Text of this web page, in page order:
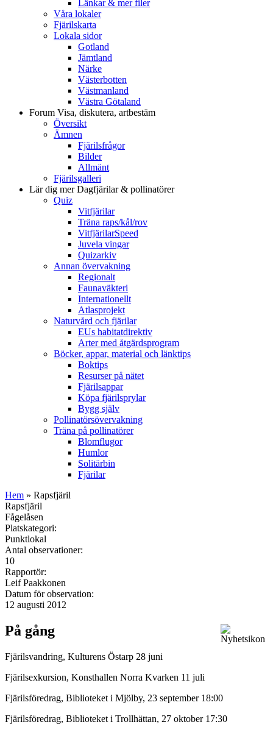
Länkar & mer filer
Våra lokaler
Fjärilskarta
Lokala sidor
Gotland
Jämtland
Närke
Västerbotten
Västmanland
Västra Götaland
Forum Visa, diskutera, artbestäm
Översikt
Ämnen
Fjärilsfrågor
Bilder
Allmänt
Fjärilsgalleri
Lär dig merDagfjärilar & pollinatörer
Quiz
Vitfjärilar
Träna raps/kål/rov
VitfjärilarSpeed
Juvela vingar
Quizarkiv
Annan övervakning
Regionalt
Faunaväkteri
Internationellt
Atlasprojekt
Naturvård och fjärilar
EUs habitatdirektiv
Arter med åtgärdsprogram
Böcker, appar, material och länktips
Boktips
Resurser på nätet
Fjärilsappar
Köpa fjärilsprylar
Bygg själv
Pollinatörsövervakning
Träna på pollinatörer
Blomflugor
Humlor
Solitärbin
Fjärilar
Hem » Rapsfjäril
Rapsfjäril
Fågelåsen
Platskategori:
Punktlokal
Antal observationer:
10
Rapportör:
Leif Paakkonen
Datum för observation:
12 augusti 2012
På gång
Fjärilsvandring, Kulturens Östarp 28 juni
Fjärilsexkursion, Konsthallen Norra Kvarken 11 juli
Fjärilsföredrag, Biblioteket i Mjölby, 23 september 18:00
Fjärilsföredrag, Biblioteket i Trollhättan, 27 oktober 17:30